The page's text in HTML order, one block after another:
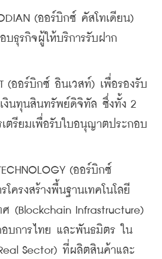
(ออร์บิกซ์ คัสโทเดียน)
บธุรกิจผู้ให้บริการรับฝาก
ออร์บิกซ์ อินเวสท์) เพื่อรองรับ
เงินทุนสินทรัพย์ดิจิทัล ซึ่งทั้ง 2
เตรียมเพื่อรับใบอนุญาตประกอบ
(ออร์บิกซ์
โครงสร้างพื้นฐานเทคโนโลยี
(Blockchain Infrastructure)
บการไทย และพันธมิตร ใน
Sector) ที่ผลิตสินค้าและ